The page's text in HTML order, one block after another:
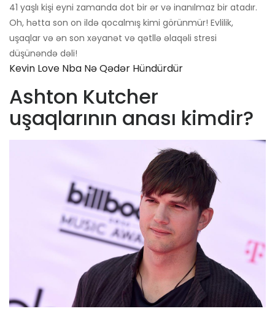
41 yaşlı kişi eyni zamanda dot bir ər və inanılmaz bir atadır.
Oh, hətta son on ildə qocalmış kimi görünmür! Evlilik,
uşaqlar və ən son xəyanət və qətllə əlaqəli stresi
düşünəndə dəli!
Kevin Love Nba Nə Qədər Hündürdür
Ashton Kutcher
uşaqlarının anası kimdir?